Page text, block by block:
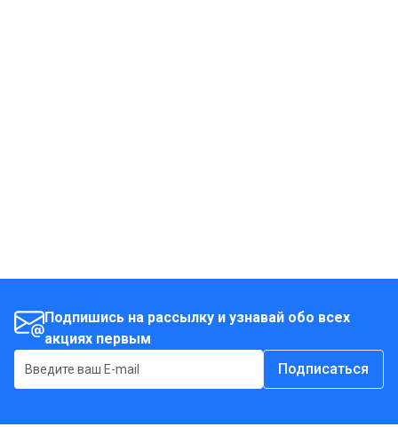
Подпишись на рассылку и узнавай обо всех
акциях первым
Подписаться